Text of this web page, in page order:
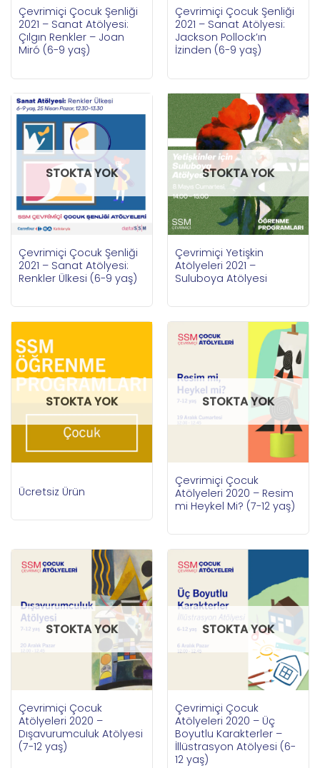
Çevrimiçi Çocuk Şenliği
2021 – Sanat Atölyesi:
Çılgın Renkler – Joan
Miró (6-9 yaş)
Çevrimiçi Çocuk Şenliği
2021 – Sanat Atölyesi:
Jackson Pollock’ın
İzinden (6-9 yaş)
STOKTA YOK
Çevrimiçi Çocuk Şenliği
2021 – Sanat Atölyesi:
Renkler Ülkesi (6-9 yaş)
STOKTA YOK
Çevrimiçi Yetişkin
Atölyeleri 2021 –
Suluboya Atölyesi
STOKTA YOK
Ücretsiz Ürün
STOKTA YOK
Çevrimiçi Çocuk
Atölyeleri 2020 – Resim
mi Heykel Mi? (7-12 yaş)
STOKTA YOK
Çevrimiçi Çocuk
Atölyeleri 2020 –
Dışavurumculuk Atölyesi
(7-12 yaş)
STOKTA YOK
Çevrimiçi Çocuk
Atölyeleri 2020 – Üç
Boyutlu Karakterler –
İllüstrasyon Atölyesi (6-
12 yaş)